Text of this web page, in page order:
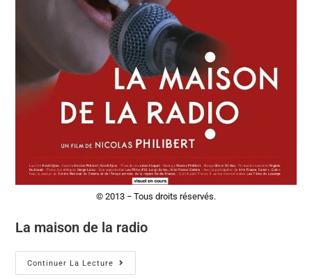
© 2013 − Tous droits réservés.
La maison de la radio
Continuer La Lecture